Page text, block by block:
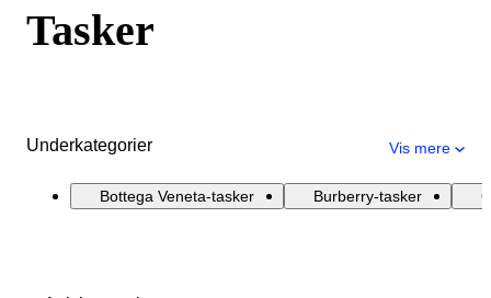
Tasker
Underkategorier Vis mere
Bottega Veneta-tasker Burberry-tasker